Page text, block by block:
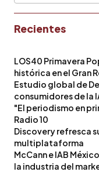
Recientes
LOS40 Primavera
histórica en el Gran
Estudio global de
consumidores de la
"El periodismo en
Radio 10
Discovery refresca
multiplataforma
McCann e IAB
la industria del